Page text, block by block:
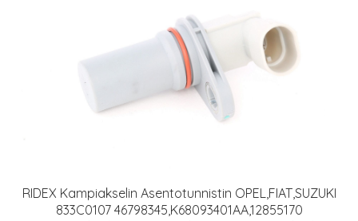
RIDEX Kampiakselin Asentotunnistin OPEL,FIAT,SUZUKI
833C0107 46798345,K68093401AA,12855170